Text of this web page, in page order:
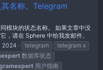
名称。Telegram
模块的状态名称。 如果文章中没
，请在 Sphere 中给我发邮件。
2024 telegram
telegram x
数据库状态
用户指南